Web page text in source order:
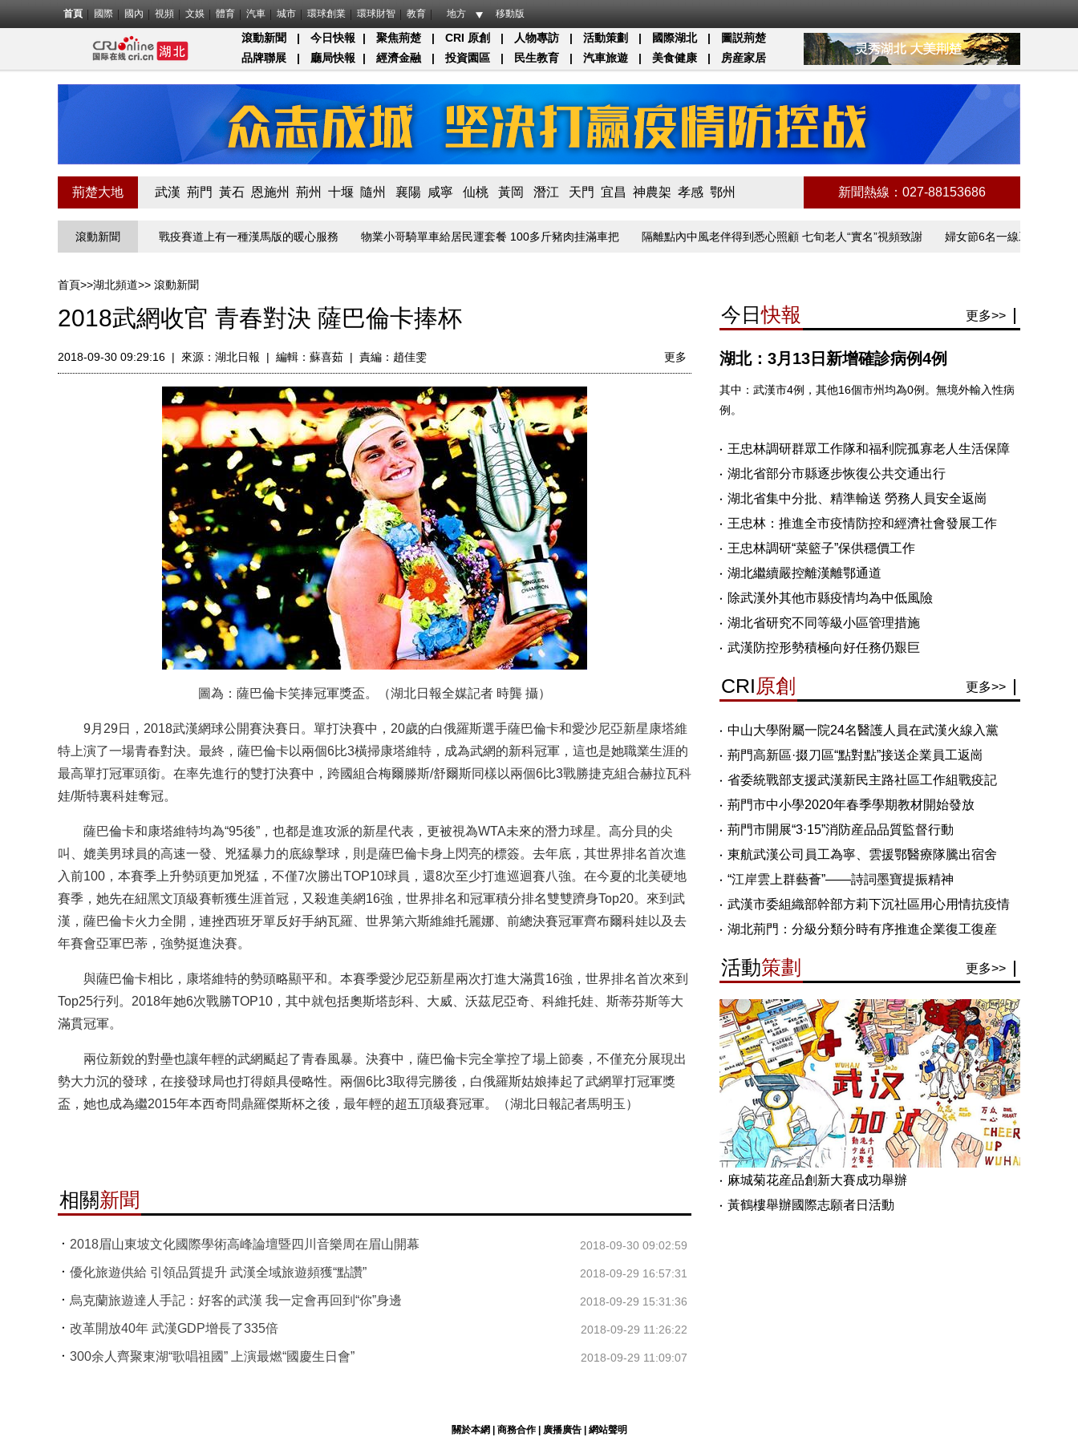
首頁 國際 國內 視頻 文娛 體育 汽車 城市 環球創業 環球財智 教育 地方 移動版
滾動新聞 | 今日快報 | 聚焦荊楚 | CRI 原創 | 人物專訪 | 活動策劃 | 國際湖北 |
圖説荊楚
品牌聯展
| 廳局快報 | 經濟金融 | 投資園區 | 民生教育 | 汽車旅遊 | 美食健康 | 房産家居
荊楚大地 武漢 荊門 黃石 恩施州 荊州 十堰 隨州 襄陽 咸寧 仙桃 黃岡 潛江 天門 宜昌 神農架 孝感 鄂州 新聞熱線：027-88153686
滾動新聞
一關的“疫”線守門員 戰疫賽道上有一種漢馬版的暖心服務 物業小哥騎單車給居民運套餐 100多斤豬肉挂滿車把 隔離點內中風老伴得到悉心照顧 七旬老人“實名”視頻致謝 婦女節6名一線工作者講述抗疫
首頁>>湖北頻道>> 滾動新聞
2018武網收官 青春對決 薩巴倫卡捧杯
2018-09-30 09:29:16 | 來源： 湖北日報 | 編輯：蘇喜茹 | 責編：趙佳雯 更多
圖為：薩巴倫卡笑捧冠軍獎盃。（湖北日報全媒記者 時龔 攝）
9月29日，2018武漢網球公開賽決賽日。單打決賽中，20歲的白俄羅斯選手薩巴倫卡和愛沙尼亞新星康塔維
特上演了一場青春對決。最終，薩巴倫卡以兩個6比3橫掃康塔維特，成為武網的新科冠軍，這也是她職業生涯的
最高單打冠軍頭銜。在率先進行的雙打決賽中，跨國組合梅爾滕斯/舒爾斯同樣以兩個6比3戰勝捷克組合赫拉瓦科
娃/斯特裏科娃奪冠。
薩巴倫卡和康塔維特均為“95後”，也都是進攻派的新星代表，更被視為WTA未來的潛力球星。高分貝的尖
叫、媲美男球員的高速一發、兇猛暴力的底線擊球，則是薩巴倫卡身上閃亮的標簽。去年底，其世界排名首次進
入前100，本賽季上升勢頭更加兇猛，不僅7次勝出TOP10球員，還8次至少打進巡迴賽八強。在今夏的北美硬地
賽季，她先在紐黑文頂級賽斬獲生涯首冠，又殺進美網16強，世界排名和冠軍積分排名雙雙躋身Top20。來到武
漢，薩巴倫卡火力全開，連挫西班牙單反好手納瓦羅、世界第六斯維維托麗娜、前總決賽冠軍齊布爾科娃以及去
年賽會亞軍巴蒂，強勢挺進決賽。
與薩巴倫卡相比，康塔維特的勢頭略顯平和。本賽季愛沙尼亞新星兩次打進大滿貫16強，世界排名首次來到
Top25行列。2018年她6次戰勝TOP10，其中就包括奧斯塔彭科、大威、沃茲尼亞奇、科維托娃、斯蒂芬斯等大
滿貫冠軍。
兩位新銳的對壘也讓年輕的武網颳起了青春風暴。決賽中，薩巴倫卡完全掌控了場上節奏，不僅充分展現出
勢大力沉的發球，在接發球局也打得頗具侵略性。兩個6比3取得完勝後，白俄羅斯姑娘捧起了武網單打冠軍獎
盃，她也成為繼2015年本西奇問鼎羅傑斯杯之後，最年輕的超五頂級賽冠軍。（湖北日報記者馬明玉）
相關新聞
2018眉山東坡文化國際學術高峰論壇暨四川音樂周在眉山開幕 2018-09-30 09:02:59
優化旅遊供給 引領品質提升 武漢全域旅遊頻獲“點讚” 2018-09-29 16:57:31
烏克蘭旅遊達人手記：好客的武漢 我一定會再回到“你”身邊 2018-09-29 15:31:36
改革開放40年 武漢GDP增長了335倍 2018-09-29 11:26:22
300余人齊聚東湖“歌唱祖國” 上演最燃“國慶生日會” 2018-09-29 11:09:07
今日快報 更多>>
湖北：3月13日新增確診病例4例
其中：武漢市4例，其他16個市州均為0例。無境外輸入性病
例。
王忠林調研群眾工作隊和福利院孤寡老人生活保障
湖北省部分市縣逐步恢復公共交通出行
湖北省集中分批、精準輸送 勞務人員安全返崗
王忠林：推進全市疫情防控和經濟社會發展工作
王忠林調研“菜籃子”保供穩價工作
湖北繼續嚴控離漢離鄂通道
除武漢外其他市縣疫情均為中低風險
湖北省研究不同等級小區管理措施
武漢防控形勢積極向好任務仍艱巨
CRI原創 更多>>
中山大學附屬一院24名醫護人員在武漢火線入黨
荊門高新區·掇刀區“點對點”接送企業員工返崗
省委統戰部支援武漢新民主路社區工作組戰疫記
荊門市中小學2020年春季學期教材開始發放
荊門市開展“3·15”消防産品品質監督行動
東航武漢公司員工為寧、雲援鄂醫療隊騰出宿舍
“江岸雲上群藝薈”——詩詞墨寶提振精神
武漢市委組織部幹部方莉下沉社區用心用情抗疫情
湖北荊門：分級分類分時有序推進企業復工復産
活動策劃 更多>>
麻城菊花産品創新大賽成功舉辦
黃鶴樓舉辦國際志願者日活動
關於本網 商務合作| 廣播廣告| 網站聲明